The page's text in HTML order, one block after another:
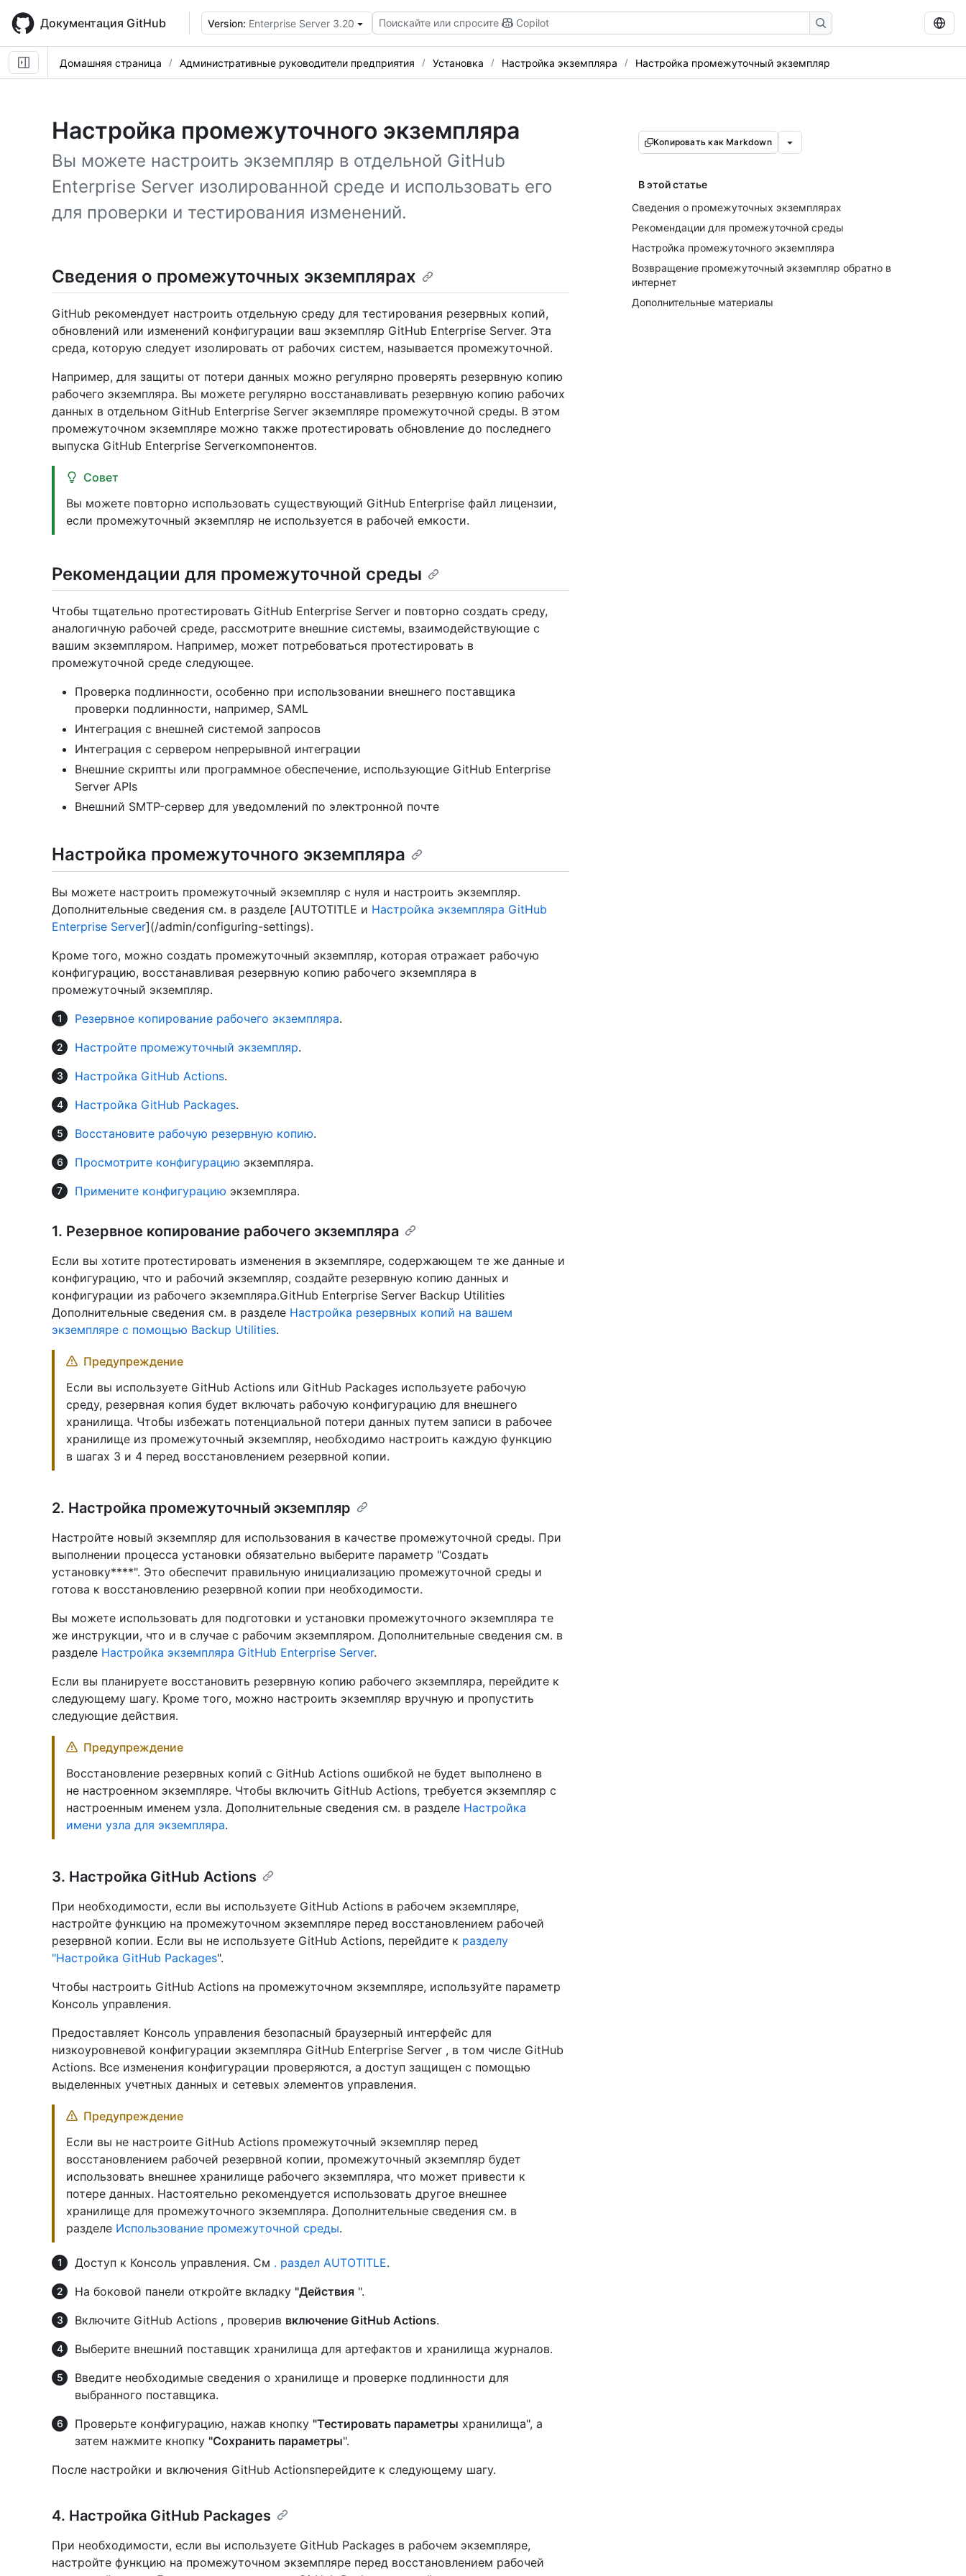
main
content
Документация GitHub Version: Enterprise Server 3.20 Поискайте или спросите Copilot
Домашняя страница Административные руководители предприятия Установка Настройка экземпляра Настройка промежуточный экземпляр
Настройка промежуточного экземпляра
Вы можете настроить экземпляр в отдельной GitHub
Enterprise Server изолированной среде и использовать его
для проверки и тестирования изменений.
Копировать как Markdown
В этой статье
Сведения о промежуточных экземплярах
Рекомендации для промежуточной среды
Настройка промежуточного экземпляра
Возвращение промежуточный экземпляр обратно в
интернет
Дополнительные материалы
Сведения о промежуточных экземплярах
GitHub рекомендует настроить отдельную среду для тестирования резервных копий,
обновлений или изменений конфигурации ваш экземпляр GitHub Enterprise Server. Эта
среда, которую следует изолировать от рабочих систем, называется промежуточной.
Например, для защиты от потери данных можно регулярно проверять резервную копию
рабочего экземпляра. Вы можете регулярно восстанавливать резервную копию рабочих
данных в отдельном GitHub Enterprise Server экземпляре промежуточной среды. В этом
промежуточном экземпляре можно также протестировать обновление до последнего
выпуска GitHub Enterprise Serverкомпонентов.
Совет
Вы можете повторно использовать существующий GitHub Enterprise файл лицензии,
если промежуточный экземпляр не используется в рабочей емкости.
Рекомендации для промежуточной среды
Чтобы тщательно протестировать GitHub Enterprise Server и повторно создать среду,
аналогичную рабочей среде, рассмотрите внешние системы, взаимодействующие с
вашим экземпляром. Например, может потребоваться протестировать в
промежуточной среде следующее.
Проверка подлинности, особенно при использовании внешнего поставщика
проверки подлинности, например, SAML
Интеграция с внешней системой запросов
Интеграция с сервером непрерывной интеграции
Внешние скрипты или программное обеспечение, использующие GitHub Enterprise
Server APIs
Внешний SMTP-сервер для уведомлений по электронной почте
Настройка промежуточного экземпляра
Вы можете настроить промежуточный экземпляр с нуля и настроить экземпляр.
Дополнительные сведения см. в разделе [AUTOTITLE и Настройка экземпляра GitHub
Enterprise Server](/admin/configuring-settings).
Кроме того, можно создать промежуточный экземпляр, которая отражает рабочую
конфигурацию, восстанавливая резервную копию рабочего экземпляра в
промежуточный экземпляр.
Резервное копирование рабочего экземпляра.
Настройте промежуточный экземпляр.
Настройка GitHub Actions.
Настройка GitHub Packages.
Восстановите рабочую резервную копию.
Просмотрите конфигурацию экземпляра.
Примените конфигурацию экземпляра.
1. Резервное копирование рабочего экземпляра
Если вы хотите протестировать изменения в экземпляре, содержающем те же данные и
конфигурацию, что и рабочий экземпляр, создайте резервную копию данных и
конфигурации из рабочего экземпляра.GitHub Enterprise Server Backup Utilities
Дополнительные сведения см. в разделе Настройка резервных копий на вашем
экземпляре с помощью Backup Utilities.
Предупреждение
Если вы используете GitHub Actions или GitHub Packages используете рабочую
среду, резервная копия будет включать рабочую конфигурацию для внешнего
хранилища. Чтобы избежать потенциальной потери данных путем записи в рабочее
хранилище из промежуточный экземпляр, необходимо настроить каждую функцию
в шагах 3 и 4 перед восстановлением резервной копии.
2. Настройка промежуточный экземпляр
Настройте новый экземпляр для использования в качестве промежуточной среды. При
выполнении процесса установки обязательно выберите параметр "Создать
установку****". Это обеспечит правильную инициализацию промежуточной среды и
готова к восстановлению резервной копии при необходимости.
Вы можете использовать для подготовки и установки промежуточного экземпляра те
же инструкции, что и в случае с рабочим экземпляром. Дополнительные сведения см. в
разделе Настройка экземпляра GitHub Enterprise Server.
Если вы планируете восстановить резервную копию рабочего экземпляра, перейдите к
следующему шагу. Кроме того, можно настроить экземпляр вручную и пропустить
следующие действия.
Предупреждение
Восстановление резервных копий с GitHub Actions ошибкой не будет выполнено в
не настроенном экземпляре. Чтобы включить GitHub Actions, требуется экземпляр с
настроенным именем узла. Дополнительные сведения см. в разделе Настройка
имени узла для экземпляра.
3. Настройка GitHub Actions
При необходимости, если вы используете GitHub Actions в рабочем экземпляре,
настройте функцию на промежуточном экземпляре перед восстановлением рабочей
резервной копии. Если вы не используете GitHub Actions, перейдите к разделу
"Настройка GitHub Packages".
Чтобы настроить GitHub Actions на промежуточном экземпляре, используйте параметр
Консоль управления.
Предоставляет Консоль управления безопасный браузерный интерфейс для
низкоуровневой конфигурации экземпляра GitHub Enterprise Server , в том числе GitHub
Actions. Все изменения конфигурации проверяются, а доступ защищен с помощью
выделенных учетных данных и сетевых элементов управления.
Предупреждение
Если вы не настроите GitHub Actions промежуточный экземпляр перед
восстановлением рабочей резервной копии, промежуточный экземпляр будет
использовать внешнее хранилище рабочего экземпляра, что может привести к
потере данных. Настоятельно рекомендуется использовать другое внешнее
хранилище для промежуточного экземпляра. Дополнительные сведения см. в
разделе Использование промежуточной среды.
Доступ к Консоль управления. См . раздел AUTOTITLE.
На боковой панели откройте вкладку "Действия ".
Включите GitHub Actions , проверив включение GitHub Actions.
Выберите внешний поставщик хранилища для артефактов и хранилища журналов.
Введите необходимые сведения о хранилище и проверке подлинности для
выбранного поставщика.
Проверьте конфигурацию, нажав кнопку "Тестировать параметры хранилища", а
затем нажмите кнопку "Сохранить параметры".
После настройки и включения GitHub Actionsперейдите к следующему шагу.
4. Настройка GitHub Packages
При необходимости, если вы используете GitHub Packages в рабочем экземпляре,
настройте функцию на промежуточном экземпляре перед восстановлением рабочей